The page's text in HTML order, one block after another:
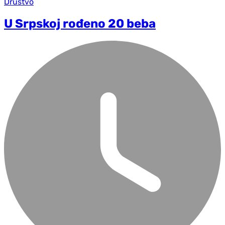
Društvo
U Srpskoj rođeno 20 beba